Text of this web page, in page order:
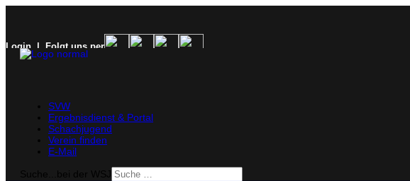
Login | Folgt uns per
SVW
Ergebnisdienst & Portal
Schachjugend
Verein finden
E-Mail